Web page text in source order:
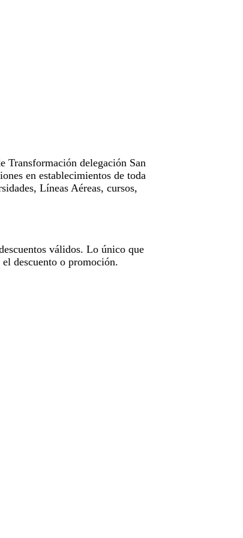
Transformación delegación San
en establecimientos de toda
Líneas Aéreas, cursos,
válidos. Lo único que
descuento o promoción.